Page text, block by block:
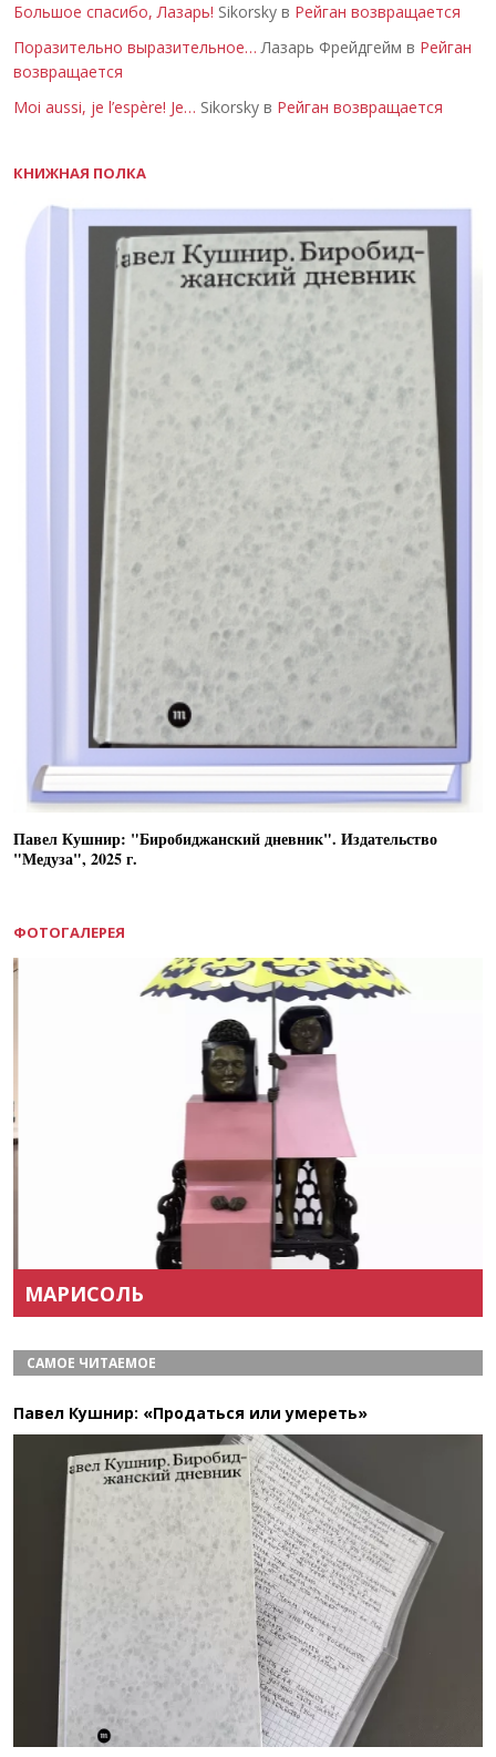
Большое спасибо, Лазарь! Sikorsky в Рейган возвращается
Поразительно выразительное… Лазарь Фрейдгейм в Рейган
возвращается
Moi aussi, je l’espère! Je… Sikorsky в Рейган возвращается
КНИЖНАЯ ПОЛКА
Павел Кушнир: "Биробиджанский дневник". Издательство
"Медуза", 2025 г.
ФОТОГАЛЕРЕЯ
МАРИСОЛЬ
САМОЕ ЧИТАЕМОЕ
Павел Кушнир: «Продаться или умереть»